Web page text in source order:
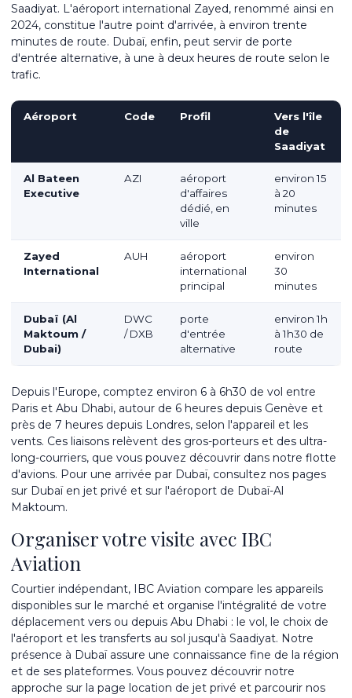
Saadiyat. L'aéroport international Zayed, renommé ainsi en
2024, constitue l'autre point d'arrivée, à environ trente
minutes de route. Dubaï, enfin, peut servir de porte
d'entrée alternative, à une à deux heures de route selon le
trafic.
Aéroport Code Profil
Vers l'île
de
Saadiyat
Al Bateen
Executive
AZI
aéroport
d'affaires
dédié, en
ville
environ 15
à 20
minutes
Zayed
International
AUH
aéroport
international
principal
environ
30
minutes
Dubaï (Al
Maktoum /
Dubai)
DWC
/ DXB
porte
d'entrée
alternative
environ 1h
à 1h30 de
route
Depuis l'Europe, comptez environ 6 à 6h30 de vol entre
Paris et Abu Dhabi, autour de 6 heures depuis Genève et
près de 7 heures depuis Londres, selon l'appareil et les
vents. Ces liaisons relèvent des gros-porteurs et des ultra-
long-courriers, que vous pouvez découvrir dans notre flotte
d'avions. Pour une arrivée par Dubaï, consultez nos pages
sur Dubaï en jet privé et sur l'aéroport de Dubaï-Al
Maktoum.
Organiser votre visite avec IBC
Aviation
Courtier indépendant, IBC Aviation compare les appareils
disponibles sur le marché et organise l'intégralité de votre
déplacement vers ou depuis Abu Dhabi : le vol, le choix de
l'aéroport et les transferts au sol jusqu'à Saadiyat. Notre
présence à Dubaï assure une connaissance fine de la région
et de ses plateformes. Vous pouvez découvrir notre
approche sur la page location de jet privé et parcourir nos